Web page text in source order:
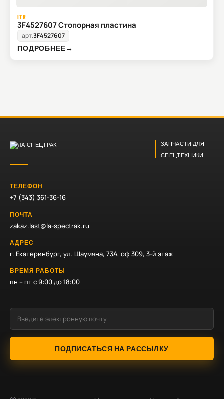
ITR
3F4527607 Стопорная пластина
арт.3F4527607
ПОДРОБНЕЕ→
ЗАПЧАСТИ ДЛЯ
СПЕЦТЕХНИКИ
ТЕЛЕФОН
+7 (343) 361-36-16
ПОЧТА
zakaz.last@la-spectrak.ru
АДРЕС
г. Екатеринбург, ул. Шаумяна, 73А, оф 309, 3-й этаж
ВРЕМЯ РАБОТЫ
пн – пт с 9:00 до 18:00
ПОДПИСАТЬСЯ НА РАССЫЛКУ